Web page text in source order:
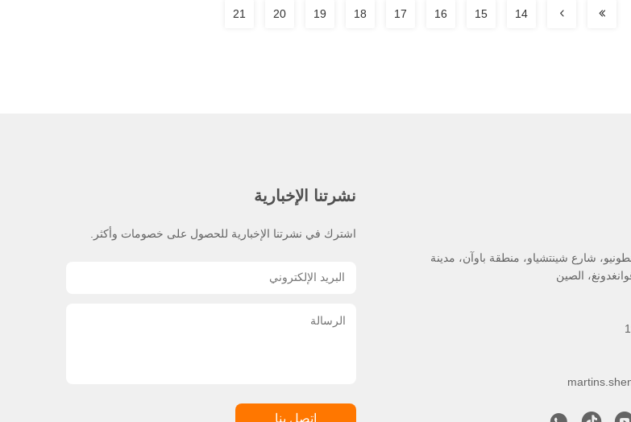
14
15
16
17
18
19
20
21
شارع شينتشياو، منطقة باوآن، مدينة
الصين
نشرتنا الإخبارية
اشترك في نشرتنا الإخبارية للحصول على خصومات وأكثر.
اتصل بنا